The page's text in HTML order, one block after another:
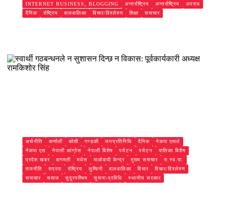
INTERNET BUSINESS, BLOGGING अन्तर्राष्ट्रिय अन्तर्राष्ट्रिय
अपराध
दैनिक
र्राष्ट्रिय वालवालिका विचार/विश्लेषण शिक्षा समाचार
Subash Mandal
अर्थनीति कर्णाली कोशी गण्डकी जनप्रतिनिधि दैनिक
नेकपा एमाले
नेकपा एस
नेपाली कांग्रेस नेपाली बिशेष पर्यटन पर्यटन
पालिका बिशेष
प्रदेश खबर
बागमती मधेस माओवादी केन्द्र मुख्य समाचार
रा.स्व.पा.
राजनीति
राप्रपा र्राष्ट्रिय लुम्बिनी वालवालिका विचार
विचार/विश्लेषण
समाचार
समाज सुदूरपश्चिम सूचना-प्रविधि स्थानीय सरकार